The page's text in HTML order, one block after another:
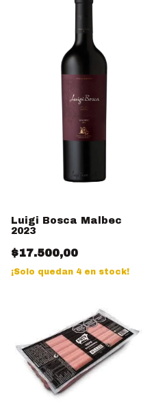
Luigi Bosca Malbec
2023
$17.500,00
¡Solo quedan 4 en stock!